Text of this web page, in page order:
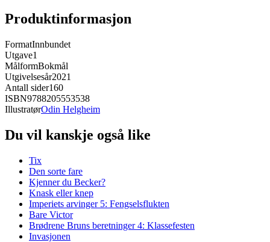
Produktinformasjon
FormatInnbundet
Utgave1
MålformBokmål
Utgivelsesår2021
Antall sider160
ISBN9788205553538
IllustratørOdin Helgheim
Du vil kanskje også like
Tix
Den sorte fare
Kjenner du Becker?
Knask eller knep
Imperiets arvinger 5: Fengselsflukten
Bare Victor
Brødrene Bruns beretninger 4: Klassefesten
Invasjonen